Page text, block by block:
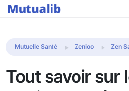
Mutuelle Santé Zenioo Zen
Tout savoir sur